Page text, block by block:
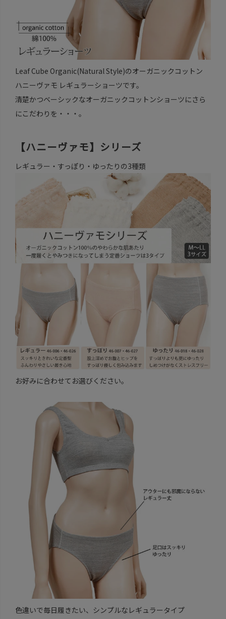
Leaf Cube Organic(Natural Style)のオーガニックコットン
ハニーヴァモ レギュラーショーツです。
清楚かつベーシックなオーガニックコットンショーツにさら
にこだわりを・・・。
【ハニーヴァモ】シリーズ
レギュラー・すっぽり・ゆったりの3種類
お好みに合わせてお選びください。
色違いで毎日履きたい、シンプルなレギュラータイプ